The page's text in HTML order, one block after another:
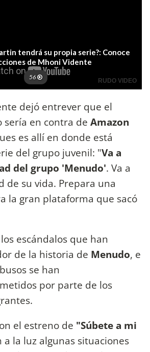
dejó entrever que el
en contra de Amazon
es allí en donde está
del grupo juvenil: "Va a
del grupo 'Menudo'. Va a
de su vida. Prepara una
la gran plataforma que sacó
escándalos que han
de la historia de Menudo, e
se han
por parte de los
el estreno de "Súbete a mi
a la luz algunas situaciones